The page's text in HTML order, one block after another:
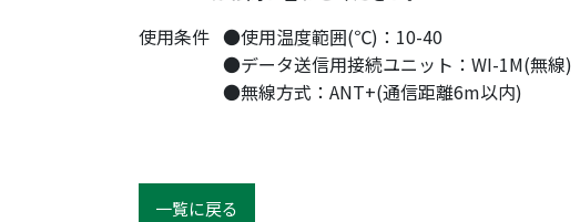
使用条件 ●使用温度範囲(℃)：10-40
●データ送信用接続ユニット：WI-1M(無線)
●無線方式：ANT+(通信距離6m以内)
一覧に戻る